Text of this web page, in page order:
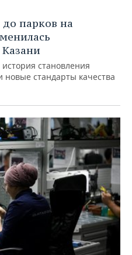
до парков на
Казани
становления
новые стандарты качества